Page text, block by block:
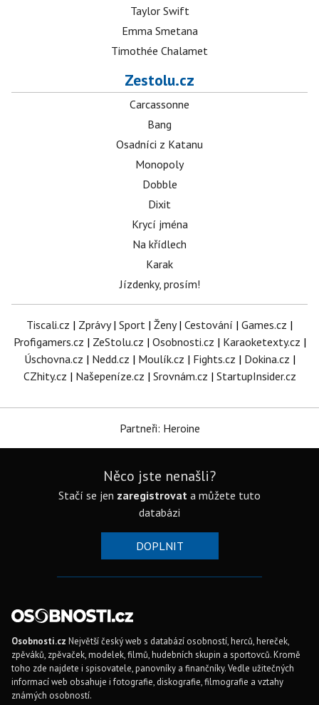
Taylor Swift
Emma Smetana
Timothée Chalamet
Zestolu.cz
Carcassonne
Bang
Osadníci z Katanu
Monopoly
Dobble
Dixit
Krycí jména
Na křídlech
Karak
Jízdenky, prosím!
Tiscali.cz | Zprávy| Sport | Ženy| Cestování | Games.cz |
Profigamers.cz | ZeStolu.cz | Osobnosti.cz | Karaoketexty.cz |
Úschovna.cz | Nedd.cz | Moulík.cz | Fights.cz | Dokina.cz |
CZhity.cz | Našepeníze.cz | Srovnám.cz | StartupInsider.cz
Partneři: Heroine
Něco jste nenašli?
Stačí se jen zaregistrovat a můžete tuto
databázi
DOPLNIT
Osobnosti.cz Největší český web s databází osobností, herců, hereček,
zpěváků, zpěvaček, modelek, filmů, hudebních skupin a sportovců. Kromě
toho zde najdete i spisovatele, panovníky a finančníky. Vedle užitečných
informací web obsahuje i fotografie, diskografie, filmografie a vztahy
známých osobností.